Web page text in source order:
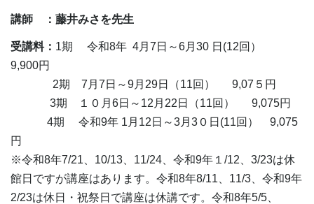
講師 ：藤井みさを先生
受講料： 1期 令和8年 4月7日～6月30 日(12回）
9,900円
2期 7月7日～9月29日（11回） 9,07５円
3期 １０月6日～12月22日（11回） 9,075円
4期 令和9年 1月12日～3月3０日(11回） 9,075
円
※令和8年7/21、10/13、11/24、令和9年１/12、3/23は休
館日ですが講座はあります。令和8年8/11、11/3、令和9年
2/23は休日・祝祭日で講座は休講です。令和8年5/5、